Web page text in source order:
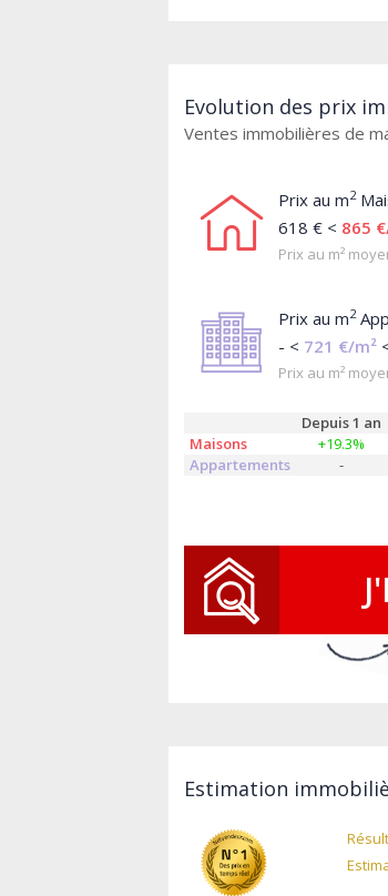
Evolution des prix
Ventes immobilières de
Prix au m2
618 € < 865
Prix au m²
Prix au m2
- < 721 €/m²
Prix au m²
Depuis 1 an
Maisons
+19.3%
Appartements
-
Estimation